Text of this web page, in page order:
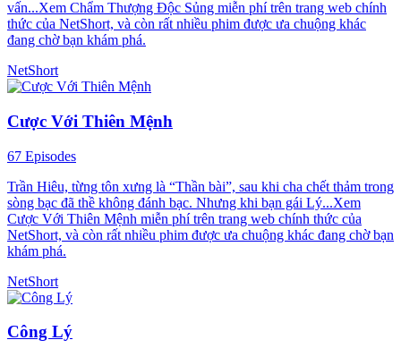
vấn...Xem Chẩm Thượng Độc Sủng miễn phí trên trang web chính
thức của NetShort, và còn rất nhiều phim được ưa chuộng khác
đang chờ bạn khám phá.
NetShort
Cược Với Thiên Mệnh
67 Episodes
Trần Hiêu, từng tôn xưng là “Thần bài”, sau khi cha chết thảm trong
sòng bạc đã thề không đánh bạc. Nhưng khi bạn gái Lý...Xem
Cược Với Thiên Mệnh miễn phí trên trang web chính thức của
NetShort, và còn rất nhiều phim được ưa chuộng khác đang chờ bạn
khám phá.
NetShort
Công Lý